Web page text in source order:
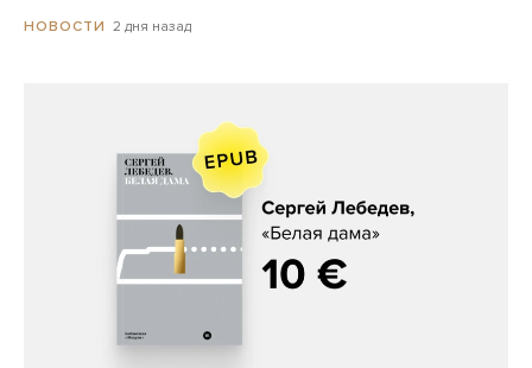
НОВОСТИ 2 дня назад
Сергей Лебедев, «Белая дама»